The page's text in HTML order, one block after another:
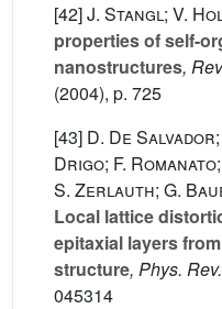
[42]J. Stangl; V.
properties of self-
nanostructures,
(2004), p. 725
[43] D. De
Drigo; F.
S. Zerlauth; G.
Local lattice
epitaxial layers
structure, Phys.
045314